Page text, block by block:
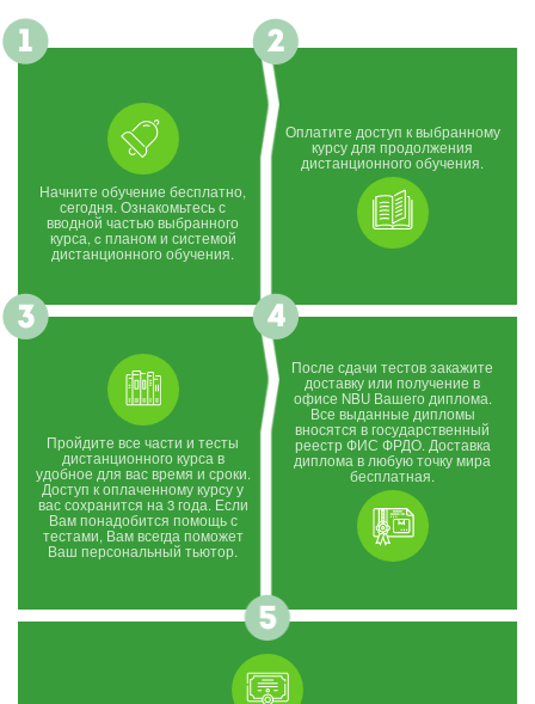
Начните обучение бесплатно,
сегодня. Ознакомьтесь с
вводной частью выбранного
курса, c планом и системой
дистанционного обучения.
Оплатите доступ к выбранному
курсу для продолжения
дистанционного обучения.
Пройдите все части и тесты
дистанционного курса в
удобное для вас время и сроки.
Доступ к оплаченному курсу у
вас сохранится на 3 года. Если
Вам понадобится помощь с
тестами, Вам всегда поможет
Ваш персональный тьютор.
После сдачи тестов закажите
доставку или получение в
офисе NBU Вашего диплома.
Все выданные дипломы
вносятся в государственный
реестр ФИС ФРДО. Доставка
диплома в любую точку мира
бесплатная.